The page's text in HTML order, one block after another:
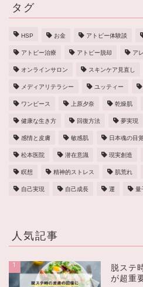
タグ
HSP お金 アトピー体験談
アトピー治療 アトピー脱却 ア
オンラインサロン スキンケア見直し
メディアリテラシー ユッティー
ワンピース 上原夕奈 乾燥肌
健康な生き方 回復方法 夢実現
感情と皮膚 敏感肌 日本魂の目
松本医院 潜在意識 現実創造
瞑想 精神的ストレス 肌荒れ
自己実現 自己成長 運 量
人気記事
1
脱ステ
が超重